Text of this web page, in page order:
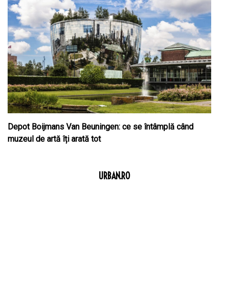
Depot Boijmans Van Beuningen: ce se întâmplă când
muzeul de artă îți arată tot
URBAN.RO